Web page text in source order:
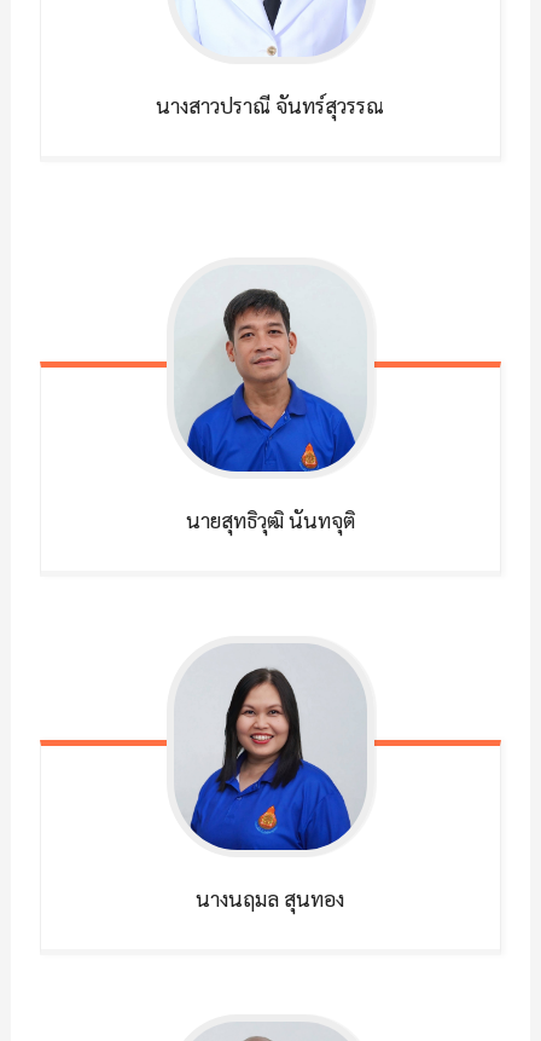
นางสาวปราณี จันทร์สุวรรณ
นายสุทธิวุฒินันทจุติ
นางนฤมล สุนทอง